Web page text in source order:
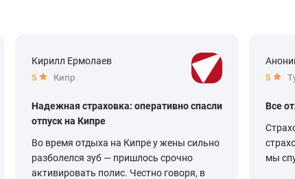
Кирилл Ермолаев
5 Кипр
Надежная страховка: оперативно спасли
отпуск на Кипре
Во время отдыха на Кипре у жены сильно
разболелся зуб — пришлось срочно
активировать полис. Честно говоря, в
5
Все
мы